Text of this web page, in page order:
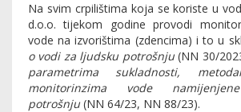
Na svim crpilištima koja se koriste u
d.o.o. tijekom godine provodi
vode na izvorištima (zdencima) i to u
o vodi za ljudsku potrošnju(NN 30/
parametrima sukladnosti,
monitorinzima vode
potrošnju (NN 64/23, NN 88/23).